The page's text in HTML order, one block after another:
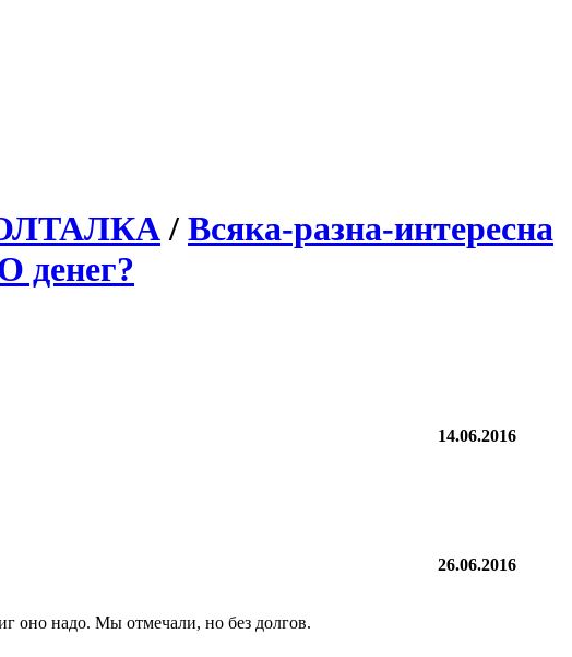
/ Всяка-разна-интересна
денег?
14.06.2016
26.06.2016
оно надо. Мы отмечали, но без долгов.